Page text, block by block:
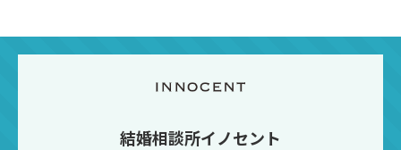
結婚相談所イノセント